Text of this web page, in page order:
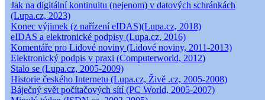
Jak na digitální kontinuitu (nejenom) v datových schránkách
(Lupa.cz, 2023)
Konec výjimek (z nařízení eIDAS)(Lupa.cz, 2018)
eIDAS a elektronické podpisy (Lupa.cz, 2016)
Komentáře pro Lidové noviny (Lidové noviny, 2011-2013)
Elektronický podpis v praxi (Computerworld, 2012)
Stalo se (Lupa.cz, 2005-2009)
Historie českého Internetu (Lupa.cz, Živě .cz, 2005-2008)
Báječný svět počítačových sítí (PC World, 2005-2007)